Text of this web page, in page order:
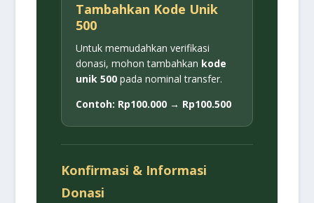
Tambahkan Kode Unik
500
Untuk memudahkan verifikasi
donasi, mohon tambahkan kode
unik 500 pada nominal transfer.
Contoh: Rp100.000 → Rp100.500
Konfirmasi & Informasi
Donasi